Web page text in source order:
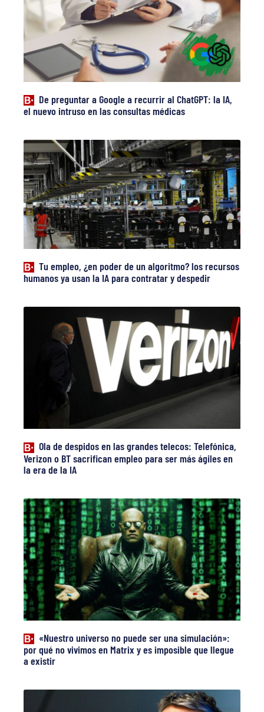
De preguntar a Google a recurrir al ChatGPT: la IA,
el nuevo intruso en las consultas médicas
Tu empleo, ¿en poder de un algoritmo? los recursos
humanos ya usan la IA para contratar y despedir
Ola de despidos en las grandes telecos: Telefónica,
Verizon o BT sacrifican empleo para ser más ágiles en
la era de la IA
«Nuestro universo no puede ser una simulación»:
por qué no vivimos en Matrix y es imposible que llegue
a existir